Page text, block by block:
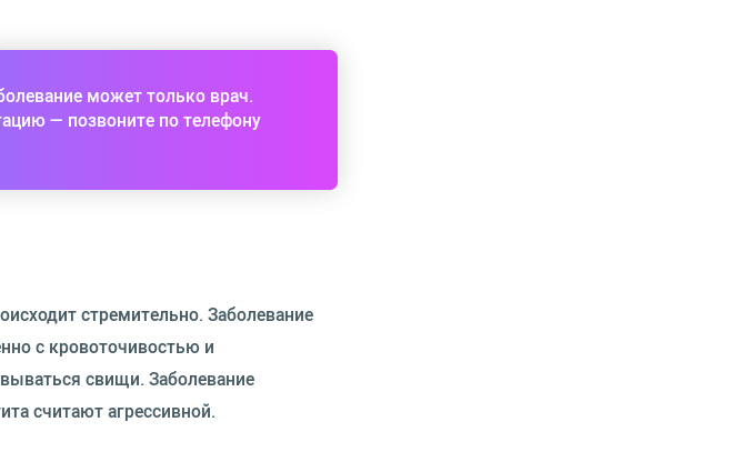
может только врач.
— позвоните по телефону
стремительно. Заболевание
с кровоточивостью и
свищи. Заболевание
считают агрессивной.